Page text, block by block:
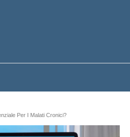
Per I Malati Cronici?